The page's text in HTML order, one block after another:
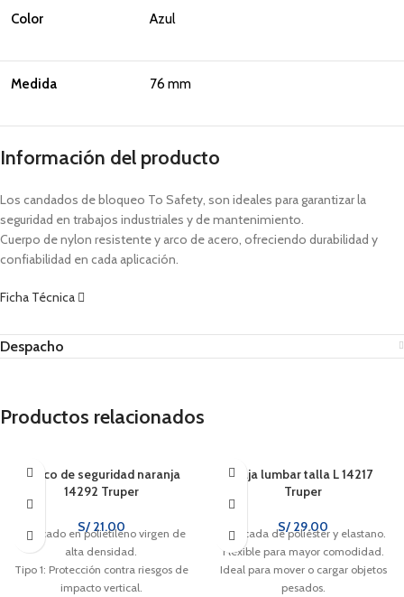
Color Azul
Medida 76 mm
Información del producto
Los candados de bloqueo To Safety, son ideales para garantizar la
seguridad en trabajos industriales y de mantenimiento.
Cuerpo de nylon resistente y arco de acero, ofreciendo durabilidad y
confiabilidad en cada aplicación.
Ficha Técnica
Despacho
Productos relacionados
Casco de seguridad naranja
14292 Truper
S/21.00
Fabricado en polietileno virgen de
alta densidad.
Tipo 1: Protección contra riesgos de
impacto vertical.
Faja lumbar talla L 14217
Truper
S/ 29.00
Fabricada de poliéster y elastano.
Flexible para mayor comodidad.
Ideal para mover o cargar objetos
pesados.